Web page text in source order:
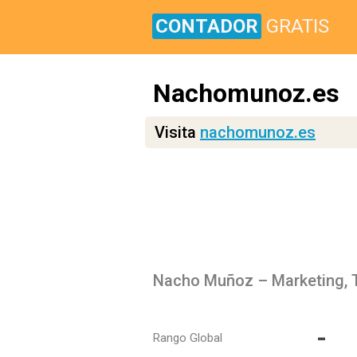
CONTADOR GRATIS
Nachomunoz.es
Visita nachomunoz.es
Rango Global -